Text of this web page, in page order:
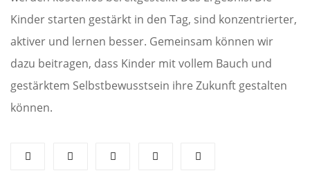
Kinder starten gestärkt in den Tag, sind konzentrierter,
aktiver und lernen besser. Gemeinsam können wir
dazu beitragen, dass Kinder mit vollem Bauch und
gestärktem Selbstbewusstsein ihre Zukunft gestalten
können.